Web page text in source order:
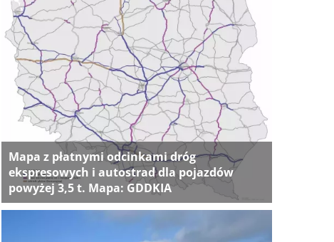
Mapa z płatnymi odcinkami dróg
ekspresowych i autostrad dla pojazdów
powyżej 3,5 t. Mapa: GDDKIA